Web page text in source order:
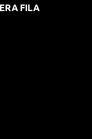
FILA